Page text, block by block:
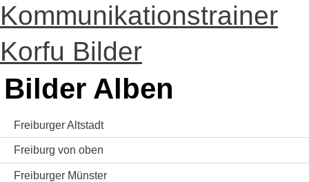
Kommunikationstrainer
Korfu Bilder
Bilder Alben
Freiburger Altstadt
Freiburg von oben
Freiburger Münster